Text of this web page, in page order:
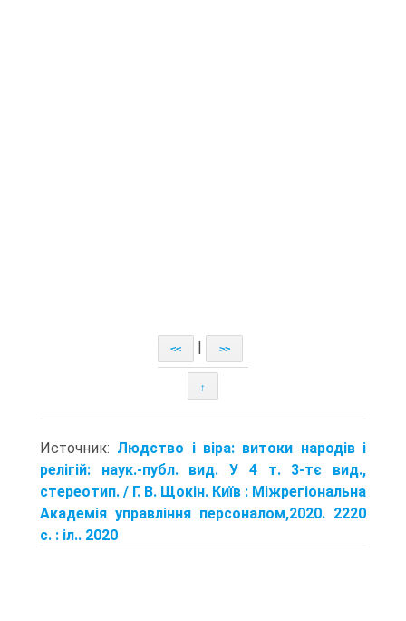
<< >>
↑
Источник: Людство і віра: витоки народів і
релігій: наук.-публ. вид. У 4 т. 3-тє вид.,
стереотип. / Г. В. Щокін. Київ : Міжрегіональна
Академія управління персоналом,2020. 2220
с. : іл.. 2020